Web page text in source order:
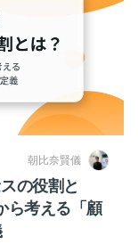
朝比奈賢儀
の役割と
ら考える「顧